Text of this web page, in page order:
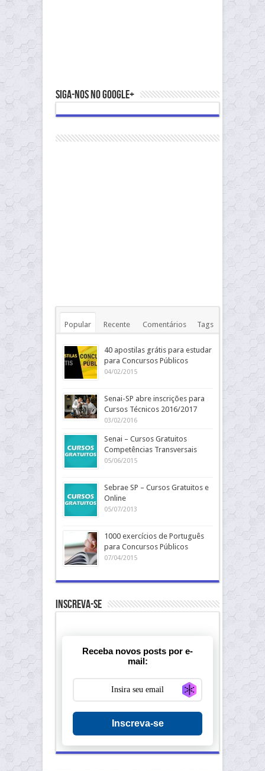
Siga-nos no Google+
Popular Recente Comentários Tags
40 apostilas grátis para estudar
para Concursos Públicos
04/02/2015
Senai-SP abre inscrições para
Cursos Técnicos 2016/2017
03/02/2016
Senai – Cursos Gratuitos
Competências Transversais
05/06/2015
Sebrae SP – Cursos Gratuitos e
Online
05/07/2013
1000 exercícios de Português
para Concursos Públicos
07/04/2015
Inscreva-se
Receba novos posts por e-
mail:
Generate new
Inscreva-se